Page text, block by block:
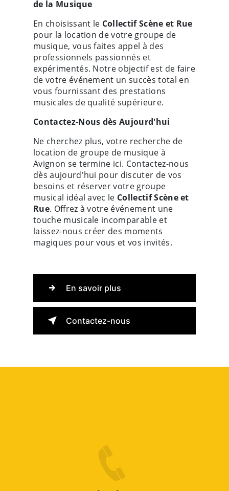
de la Musique
En choisissant le Collectif Scène et Rue
pour la location de votre groupe de
musique, vous faites appel à des
professionnels passionnés et
expérimentés. Notre objectif est de faire
de votre événement un succès total en
vous fournissant des prestations
musicales de qualité supérieure.
Contactez-Nous dès Aujourd'hui
Ne cherchez plus, votre recherche de
location de groupe de musique à
Avignon se termine ici. Contactez-nous
dès aujourd'hui pour discuter de vos
besoins et réserver votre groupe
musical idéal avec le Collectif Scène et
Rue. Offrez à votre événement une
touche musicale incomparable et
laissez-nous créer des moments
magiques pour vous et vos invités.
En savoir plus
Contactez-nous